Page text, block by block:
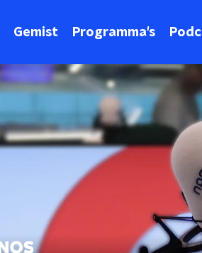
Gemist Programma's